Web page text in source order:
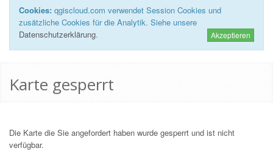
Cookies: qgiscloud.com verwendet Session Cookies und
zusätzliche Cookies für die Analytik. Siehe unsere
Datenschutzerklärung. Akzeptieren
Karte gesperrt
Die Karte die Sie angefordert haben wurde gesperrt und ist nicht
verfügbar.